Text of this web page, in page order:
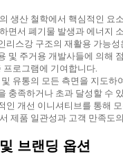
생산 철학에서 핵심적인 요
면서 폐기물 발생과 에너지
리스강 구조의 재활용 가능
및 주거용 개발사들에 의해
프로그램에 기여합니다.
유통의 모든 측면을 지도하
충족하거나 초과 달성할 수
인 개선 이니셔티브를 통해
제품 일관성과 고객 만족도
브랜딩 옵션